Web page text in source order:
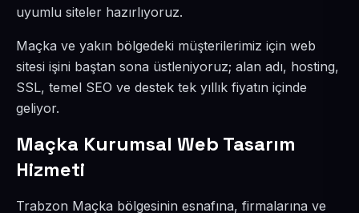
uyumlu siteler hazırlıyoruz.
Maçka ve yakın bölgedeki müşterilerimiz için web
sitesi işini baştan sona üstleniyoruz; alan adı, hosting,
SSL, temel SEO ve destek tek yıllık fiyatın içinde
geliyor.
Maçka Kurumsal Web Tasarım
Hizmeti
Trabzon Maçka bölgesinin esnafına, firmalarına ve